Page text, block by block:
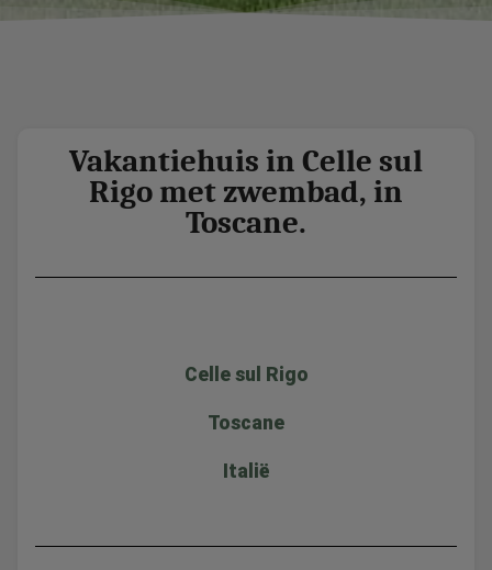
Vakantiehuis in Celle sul
Rigo met zwembad, in
Toscane.
Celle sul Rigo
Toscane
Italië